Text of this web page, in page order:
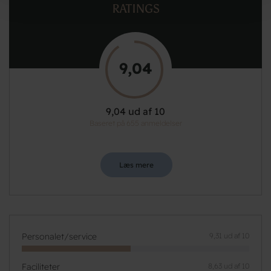
RATINGS
9,04
9,04 ud af 10
Læs mere
Personalet/service 9,31 ud af 10
Faciliteter 8,63 ud af 10